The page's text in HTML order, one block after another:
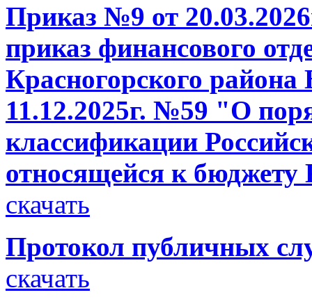
Приказ №9 от
приказ финансового
Красногорского района
11.12.2025г. №59 "О
классификации
относящейся к бюджету
скачать
Протокол публичных
скачать